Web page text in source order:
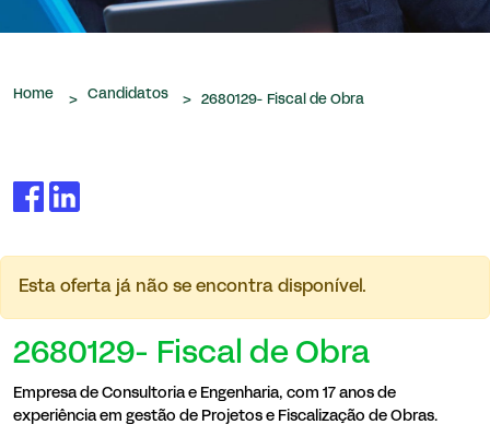
que nos são confiados.
Home > Candidatos > 2680129- Fiscal de Obra
Esta oferta já não se encontra disponível.
2680129- Fiscal de Obra
Empresa de Consultoria e Engenharia, com 17 anos de
experiência em gestão de Projetos e Fiscalização de Obras.